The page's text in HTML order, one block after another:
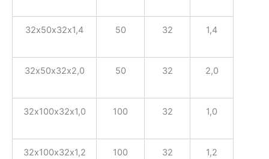
32х50х32х1,4 50 32 1,4
32х50х32х2,0 50 32 2,0
32х100х32х1,0 100 32 1,0
32х100х32х1,2 100 32 1,2